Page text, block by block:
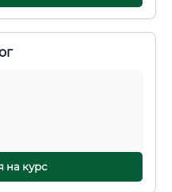
на курс